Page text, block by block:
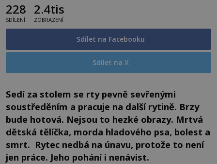
228
SDÍLENÍ
2.4tis
ZOBRAZENÍ
Sdílet na Facebooku
Sdílet na X
Sedí za stolem se rty pevně sevřenými
soustředěním a pracuje na další rytině. Brzy
bude hotová. Nejsou to hezké obrazy. Mrtvá
dětská tělíčka, morda hladového psa, bolest a
smrt. Rytec nedbá na únavu, protože to není
jen práce. Jeho pohání i nenávist.